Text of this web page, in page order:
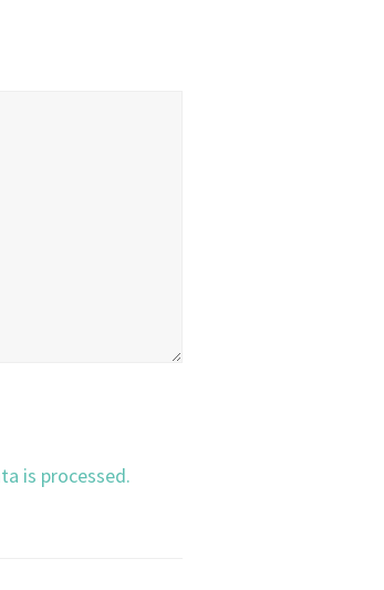
is processed.